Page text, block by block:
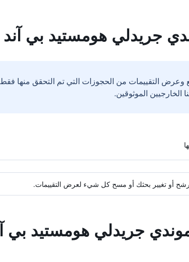
جريدلي هومستيد بي
وعرض التقييمات من الحجوزات التي تم التحقق منها
أو تغيير بحثك أو مسح كل شيء لعرض التقييمات.
جريدلي هومستيد بي